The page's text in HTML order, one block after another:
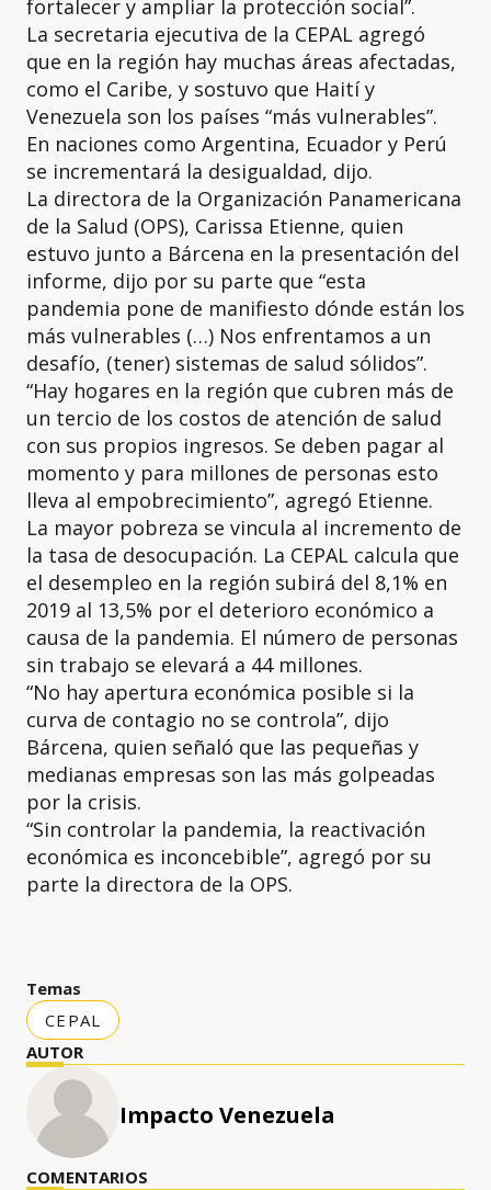
fortalecer y ampliar la protección social”.
La secretaria ejecutiva de la CEPAL agregó
que en la región hay muchas áreas afectadas,
como el Caribe, y sostuvo que Haití y
Venezuela son los países “más vulnerables”.
En naciones como Argentina, Ecuador y Perú
se incrementará la desigualdad, dijo.
La directora de la Organización Panamericana
de la Salud (OPS), Carissa Etienne, quien
estuvo junto a Bárcena en la presentación del
informe, dijo por su parte que “esta
pandemia pone de manifiesto dónde están los
más vulnerables (…) Nos enfrentamos a un
desafío, (tener) sistemas de salud sólidos”.
“Hay hogares en la región que cubren más de
un tercio de los costos de atención de salud
con sus propios ingresos. Se deben pagar al
momento y para millones de personas esto
lleva al empobrecimiento”, agregó Etienne.
La mayor pobreza se vincula al incremento de
la tasa de desocupación. La CEPAL calcula que
el desempleo en la región subirá del 8,1% en
2019 al 13,5% por el deterioro económico a
causa de la pandemia. El número de personas
sin trabajo se elevará a 44 millones.
“No hay apertura económica posible si la
curva de contagio no se controla”, dijo
Bárcena, quien señaló que las pequeñas y
medianas empresas son las más golpeadas
por la crisis.
“Sin controlar la pandemia, la reactivación
económica es inconcebible”, agregó por su
parte la directora de la OPS.
Temas
CEPAL
AUTOR
Impacto Venezuela
COMENTARIOS